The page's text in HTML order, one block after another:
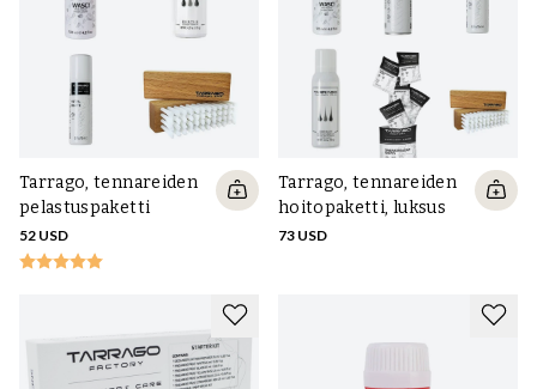
Tarrago, tennareiden
pelastuspaketti
52 USD
Tarrago, tennareiden
hoitopaketti, luksus
73 USD